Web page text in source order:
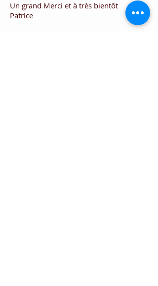
Un grand Merci et à très bientôt
Patrice